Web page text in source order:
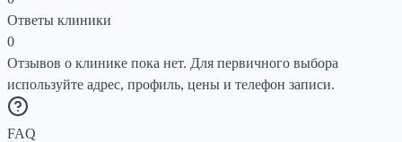
Ответы клиники
0
Отзывов о клинике пока нет. Для первичного выбора
используйте адрес, профиль, цены и телефон записи.
FAQ